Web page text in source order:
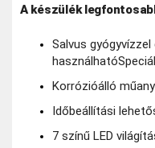
A készülék
Salvus
használható
Korrózióálló
Időbeállítási
7 színű LED